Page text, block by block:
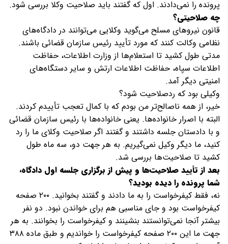
پرونده را نمی‌دادند. اول که گفتند باید صلاحیت وکلا بررسی شود.
چه صلاحیتی؟
قانون نیروهای مسلح می‌گوید وکلایی می‌توانند در دادگاه‌های
نظامی وکالت کنند که مورد تأیید رئیس سازمان قضائی باشند.
مدتی طول کشید تا استعلام‌ها از وزارت اطلاعات، حفاظت
اطلاعات سپاه، حفاظت اطلاعات ارتش و سایر دستگاه‌های
امنیتی دیگر آمد.
وکیلی بود که ردصلاحیت شود؟
خیر، از همه ناصالح‌تر من بودم که با کمال تعجب تأییدم کردند.
البته با اصرار خانواده‌ها. یعنی خانواده‌ها با رئیس سازمان قضائی
و با دادستان جلسه داشتند و گفتند اگر صلاحیت وکلای ما را رد
کنید، ما دیگر وکیل نمی‌گیریم. به هر جهت دو، سه ماه طول
کشید تا صلاحیت‌ها بررسی شد.
بعد از تأیید صلاحیت‌ها و پیش از برگزاری جلسه اول دادگاه،
شما پرونده را دیده بودید؟
نه، فقط کیفرخواست را به ما دادند و گفتند بخوانید. ۲۰۰ صفحه
کیفرخواست بود و جای مناسبی هم برای خواندن نبود. دو نفر
بیشتر آنجا نمی‌توانستند بنشینند و کیفرخواست را بخوانند. به هر
جهت ما این ۲۰۰ صفحه کیفرخواست را خواندیم و طبق ماده ۳۸۸